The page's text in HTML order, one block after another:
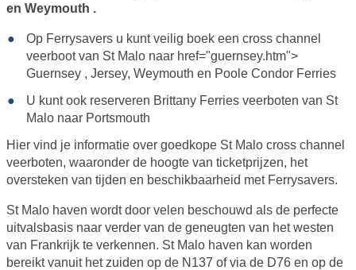
en Weymouth .
Op Ferrysavers u kunt veilig boek een cross channel
veerboot van St Malo naar href="guernsey.htm">
Guernsey , Jersey, Weymouth en Poole Condor Ferries
U kunt ook reserveren Brittany Ferries veerboten van St
Malo naar Portsmouth
Hier vind je informatie over goedkope St Malo cross channel
veerboten, waaronder de hoogte van ticketprijzen, het
oversteken van tijden en beschikbaarheid met Ferrysavers.
St Malo haven wordt door velen beschouwd als de perfecte
uitvalsbasis naar verder van de geneugten van het westen
van Frankrijk te verkennen. St Malo haven kan worden
bereikt vanuit het zuiden op de N137 of via de D76 en op de